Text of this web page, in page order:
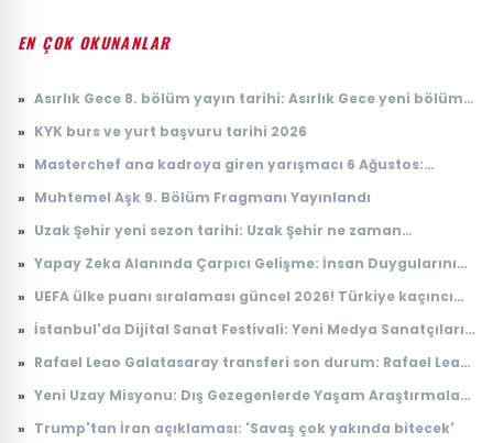
EN ÇOK OKUNANLAR
» Asırlık Gece 8. bölüm yayın tarihi: Asırlık Gece yeni bölüm
» KYK burs ve yurt başvuru tarihi 2026
» Masterchef ana kadroya giren yarışmacı 6 Ağustos:
» Muhtemel Aşk 9. Bölüm Fragmanı Yayınlandı
» Uzak Şehir yeni sezon tarihi: Uzak Şehir ne zaman
» Yapay Zeka Alanında Çarpıcı Gelişme: İnsan Duygularını
» UEFA ülke puanı sıralaması güncel 2026! Türkiye kaçıncı
» İstanbul'da Dijital Sanat Festivali: Yeni Medya Sanatçıları
» Rafael Leao Galatasaray transferi son durum: Rafael Leao
» Yeni Uzay Misyonu: Dış Gezegenlerde Yaşam Araştırmaları
» Trump'tan İran açıklaması: 'Savaş çok yakında bitecek'